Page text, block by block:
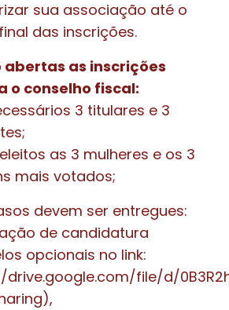
sua associação até o
das inscrições.
as inscrições
o conselho fiscal:
3 titulares e 3
as 3 mulheres e os 3
mais votados;
devem ser entregues:
de candidatura
opcionais no link:
file/d/